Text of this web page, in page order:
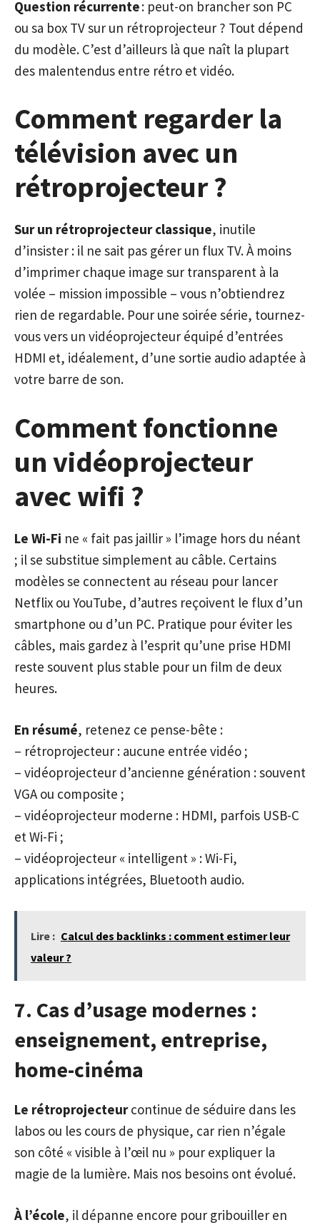
Question récurrente: peut-on brancher son PC
ou sa box TV sur un rétroprojecteur ? Tout dépend
du modèle. C’est d’ailleurs là que naît la plupart
des malentendus entre rétro et vidéo.
Comment regarder la
télévision avec un
rétroprojecteur ?
Sur un rétroprojecteur classique, inutile
d’insister : il ne sait pas gérer un flux TV. À moins
d’imprimer chaque image sur transparent à la
volée – mission impossible – vous n’obtiendrez
rien de regardable. Pour une soirée série, tournez-
vous vers un vidéoprojecteur équipé d’entrées
HDMI et, idéalement, d’une sortie audio adaptée à
votre barre de son.
Comment fonctionne
un vidéoprojecteur
avec wifi ?
Le Wi-Fi ne « fait pas jaillir » l’image hors du néant
; il se substitue simplement au câble. Certains
modèles se connectent au réseau pour lancer
Netflix ou YouTube, d’autres reçoivent le flux d’un
smartphone ou d’un PC. Pratique pour éviter les
câbles, mais gardez à l’esprit qu’une prise HDMI
reste souvent plus stable pour un film de deux
heures.
En résumé, retenez ce pense-bête :
– rétroprojecteur : aucune entrée vidéo ;
– vidéoprojecteur d’ancienne génération : souvent
VGA ou composite ;
– vidéoprojecteur moderne : HDMI, parfois USB-C
et Wi-Fi ;
– vidéoprojecteur « intelligent » : Wi-Fi,
applications intégrées, Bluetooth audio.
Lire : Calcul des backlinks : comment estimer leur
valeur ?
7. Cas d’usage modernes :
enseignement, entreprise,
home-cinéma
Le rétroprojecteurcontinue de séduire dans les
labos ou les cours de physique, car rien n’égale
son côté « visible à l’œil nu » pour expliquer la
magie de la lumière. Mais nos besoins ont évolué.
À l’école, il dépanne encore pour gribouiller en